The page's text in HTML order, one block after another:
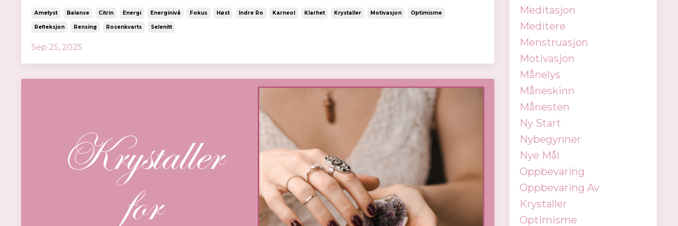
Ametyst Balanse Citrin Energi Energinivå Fokus Høst Indre Ro Karneol Klarhet Krystaller Motivasjon Optimisme
Refleksjon Rensing Rosenkvarts Selenitt
Sep 25, 2025
Meditasjon
Meditere
Menstruasjon
Motivasjon
Månelys
Måneskinn
Månesten
Ny Start
Nybegynner
Nye Mål
Oppbevaring
Oppbevaring Av
Krystaller
Optimisme